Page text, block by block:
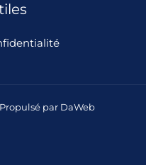
par DaWeb